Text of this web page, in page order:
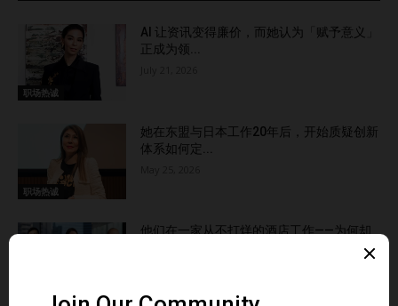
职场热诚
AI 让资讯变得廉价，而她认为「赋予意义」
正成为领...
职场热诚
她在东盟与日本工作20年后，开始质疑创新
体系如何定...
他们在一家从不打烊的酒店工作——为何却